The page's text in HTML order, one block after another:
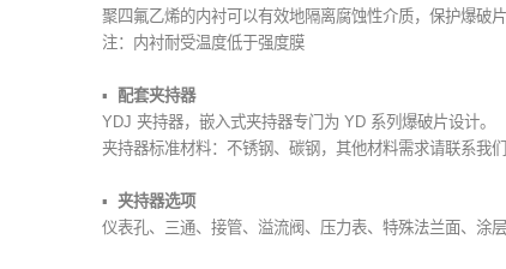
聚四氟乙烯的内衬可以有效地隔离腐蚀性介质，保护爆破片
注：内衬耐受温度低于强度膜
配套夹持器
YDJ 夹持器，嵌入式夹持器专门为 YD 系列爆破片设计。
夹持器标准材料：不锈钢、碳钢，其他材料需求请联系我们
夹持器选项
仪表孔、三通、接管、溢流阀、压力表、特殊法兰面、涂层